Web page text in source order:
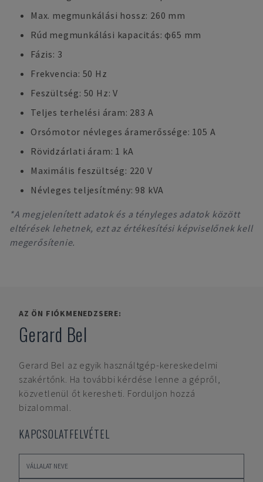
Max. megmunkálási hossz: 260 mm
Rúd megmunkálási kapacitás: φ65 mm
Fázis: 3
Frekvencia: 50 Hz
Feszültség: 50 Hz: V
Teljes terhelési áram: 283 A
Orsómotor névleges áramerőssége: 105 A
Rövidzárlati áram: 1 kA
Maximális feszültség: 220 V
Névleges teljesítmény: 98 kVA
*A megjelenített adatok és a tényleges adatok között
eltérések lehetnek, ezt az értékesítési képviselőnek kell
megerősítenie.
AZ ÖN FIÓKMENEDZSERE:
Gerard Bel
Gerard Bel az egyik használtgép-kereskedelmi
szakértőnk. Ha további kérdése lenne a gépről,
közvetlenül őt keresheti. Forduljon hozzá
bizalommal.
KAPCSOLATFELVÉTEL